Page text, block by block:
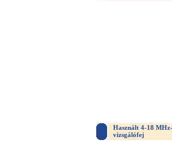
Használt 4-18
vizsgálófej